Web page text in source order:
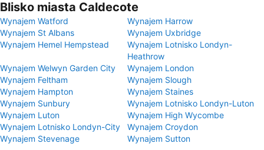
Blisko miasta Caldecote
Wynajem Watford
Wynajem Harrow
Wynajem St Albans
Wynajem Uxbridge
Wynajem Hemel Hempstead
Wynajem Lotnisko Londyn-
Heathrow
Wynajem Welwyn Garden City
Wynajem London
Wynajem Feltham
Wynajem Slough
Wynajem Hampton
Wynajem Staines
Wynajem Sunbury
Wynajem Lotnisko Londyn-Luton
Wynajem Luton
Wynajem High Wycombe
Wynajem Lotnisko Londyn-City
Wynajem Croydon
Wynajem Stevenage
Wynajem Sutton